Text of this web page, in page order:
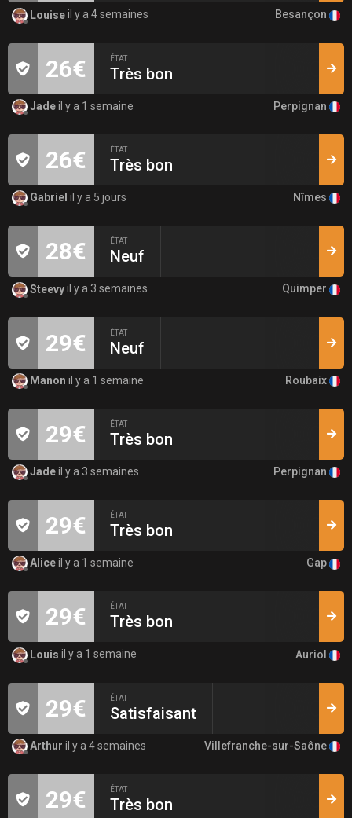
Louiseil y a 4 semaines Besançon
26€ ÉTAT
Très bon
Jadeil y a 1 semaine Perpignan
26€ ÉTAT
Très bon
Gabriel il y a 5 jours Nîmes
28€ ÉTAT
Neuf
Steevyil y a 3 semaines Quimper
29€ ÉTAT
Neuf
Manon il y a 1 semaine Roubaix
29€ ÉTAT
Très bon
Jadeil y a 3 semaines Perpignan
29€ ÉTAT
Très bon
Aliceil y a 1 semaine Gap
29€ ÉTAT
Très bon
Louis il y a 1 semaine Auriol
29€ ÉTAT
Satisfaisant
Arthur il y a 4 semaines Villefranche-sur-Saône
29€ ÉTAT
Très bon